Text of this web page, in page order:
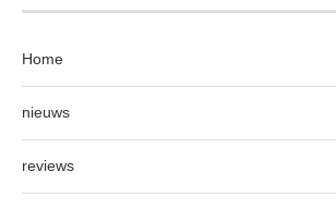
Home
nieuws
reviews